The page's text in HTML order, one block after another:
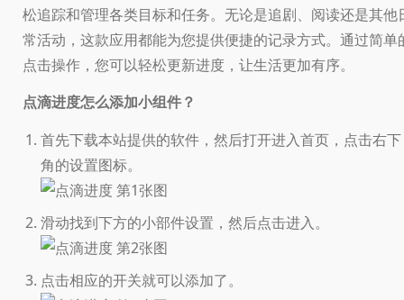
松追踪和管理各类目标和任务。无论是追剧、阅读还是其他
常活动，这款应用都能为您提供便捷的记录方式。通过简单
点击操作，您可以轻松更新进度，让生活更加有序。
点滴进度怎么添加小组件？
首先下载本站提供的软件，然后打开进入首页，点击右下
角的设置图标。
滑动找到下方的小部件设置，然后点击进入。
点击相应的开关就可以添加了。